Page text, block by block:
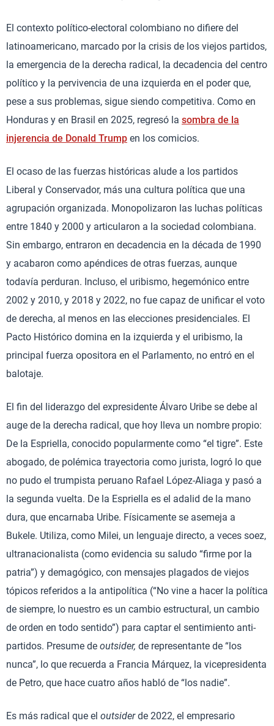
El contexto político-electoral colombiano no difiere del
latinoamericano, marcado por la crisis de los viejos partidos,
la emergencia de la derecha radical, la decadencia del centro
político y la pervivencia de una izquierda en el poder que,
pese a sus problemas, sigue siendo competitiva. Como en
Honduras y en Brasil en 2025, regresó la sombra de la
injerencia de Donald Trump en los comicios.
El ocaso de las fuerzas históricas alude a los partidos
Liberal y Conservador, más una cultura política que una
agrupación organizada. Monopolizaron las luchas políticas
entre 1840 y 2000 y articularon a la sociedad colombiana.
Sin embargo, entraron en decadencia en la década de 1990
y acabaron como apéndices de otras fuerzas, aunque
todavía perduran. Incluso, el uribismo, hegemónico entre
2002 y 2010, y 2018 y 2022, no fue capaz de unificar el voto
de derecha, al menos en las elecciones presidenciales. El
Pacto Histórico domina en la izquierda y el uribismo, la
principal fuerza opositora en el Parlamento, no entró en el
balotaje.
El fin del liderazgo del expresidente Álvaro Uribe se debe al
auge de la derecha radical, que hoy lleva un nombre propio:
De la Espriella, conocido popularmente como “el tigre”. Este
abogado, de polémica trayectoria como jurista, logró lo que
no pudo el trumpista peruano Rafael López-Aliaga y pasó a
la segunda vuelta. De la Espriella es el adalid de la mano
dura, que encarnaba Uribe. Físicamente se asemeja a
Bukele. Utiliza, como Milei, un lenguaje directo, a veces soez,
ultranacionalista (como evidencia su saludo “firme por la
patria”) y demagógico, con mensajes plagados de viejos
tópicos referidos a la antipolítica (“No vine a hacer la política
de siempre, lo nuestro es un cambio estructural, un cambio
de orden en todo sentido”) para captar el sentimiento anti-
partidos. Presume de outsider, de representante de “los
nunca”, lo que recuerda a Francia Márquez, la vicepresidenta
de Petro, que hace cuatro años habló de “los nadie”.
Es más radical que el outsiderde 2022, el empresario